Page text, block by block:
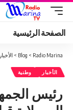
الصفحة الرئيسية
Radio Marina
>
Blog
> الأخبار
الأخبار وطنية
رئيس